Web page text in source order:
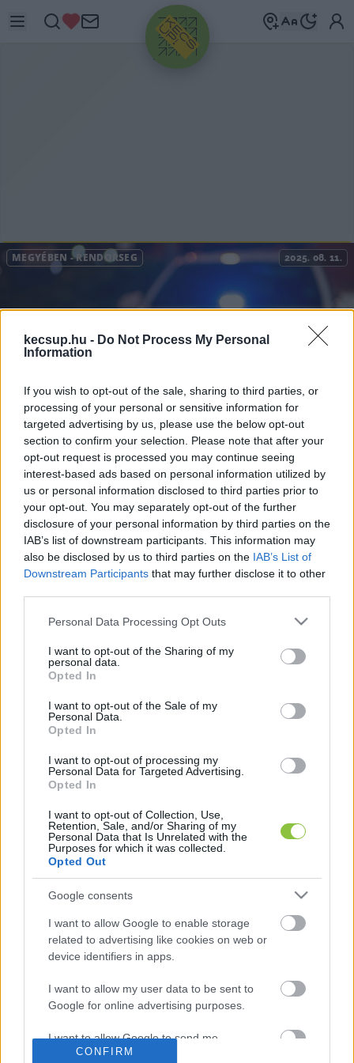
kecsup.hu - Do Not Process My Personal
Information
If you wish to opt-out of the sale, sharing to third parties, or
processing of your personal or sensitive information for
targeted advertising by us, please use the below opt-out
section to confirm your selection. Please note that after your
opt-out request is processed you may continue seeing
interest-based ads based on personal information utilized by
us or personal information disclosed to third parties prior to
your opt-out. You may separately opt-out of the further
disclosure of your personal information by third parties on the
IAB’s list of downstream participants. This information may
also be disclosed by us to third parties on the IAB’s List of
Downstream Participants that may further disclose it to other
Please note that this website/app uses one or more Google
not limited to your visit or usage behaviour. You may click to
grant or deny consent to Google and its third-party tags to
use your data for below specified purposes in below Google
consent section.
Personal Data Processing Opt Outs
I want to opt-out of the Sharing of my
personal data.
Opted In
I want to opt-out of the Sale of my
Personal Data.
Opted In
I want to opt-out of processing my
Personal Data for Targeted Advertising.
Opted In
I want to opt-out of Collection, Use,
Retention, Sale, and/or Sharing of my
Personal Data that Is Unrelated with the
Purposes for which it was collected.
Opted Out
Google consents
I want to allow Google to enable storage
related to advertising like cookies on web or
device identifiers in apps.
I want to allow my user data to be sent to
Google for online advertising purposes.
I want to allow Google to send me
personalized advertising.
CONFIRM
HIRDETÉS
MEGYÉBEN -RENDŐRSÉG 2025. 08. 11.
Családi tragédia Kunfehértón:
feleségével, majd magával is végzett
HI 1perc
Megölte feleségét, majd magával is végzett egy
idős férfi Kunfehértón – közölte hétfőn reggel a
Bács-Kiskun Vármegyei Rendőr-főkapitányság.
„A jelenlegi adataink szerint augusztus 10-én 18 óra
22 perc körül kunfehértói otthonukban megölte
feleségét egy 78 éves férfi, aki ezt követően végzett
rendőrség, hozzátéve: az ügyben emberölés
miatt indított büntetőeljárást a Bács-Kiskun
Vármegyei Rendőr-főkapitányság.
ECSUP SHORTS Összes videó